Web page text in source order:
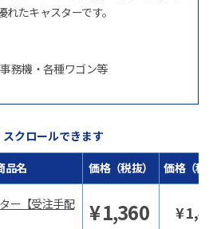
たキャスターです。
務機・各種ワゴン等
スクロールできます
品名 価格（税抜） 価格（税
ー【受注手配
¥1,360 ¥